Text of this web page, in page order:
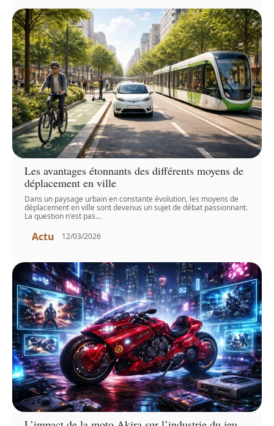
Les avantages étonnants des différents moyens de
déplacement en ville
Dans un paysage urbain en constante évolution, les moyens de
déplacement en ville sont devenus un sujet de débat passionnant.
La question n'est pas…
Actu 12/03/2026